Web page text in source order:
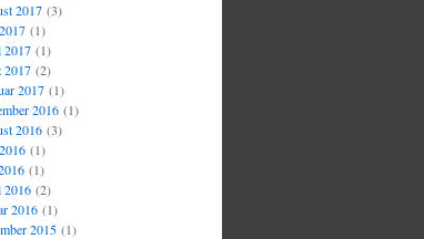
2017(3)
(1)
(1)
2017(2)
2017(1)
2016(1)
2016(3)
(1)
(1)
(2)
2016(1)
2015(1)